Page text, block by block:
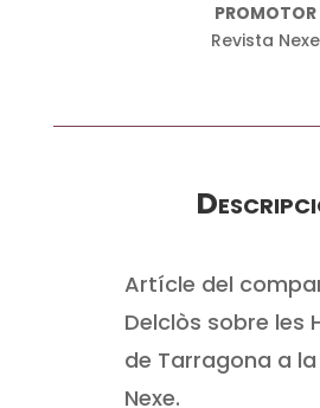
PROMOTOR
Revista Nexe
Artícle del
Delclòs sobre les
de Tarragona a
Nexe.